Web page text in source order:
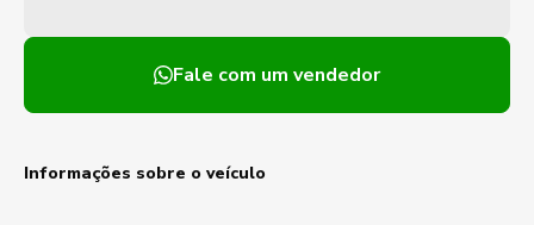
Fale com um vendedor
Informações sobre o veículo